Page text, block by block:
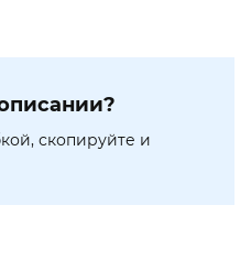
скопируйте и